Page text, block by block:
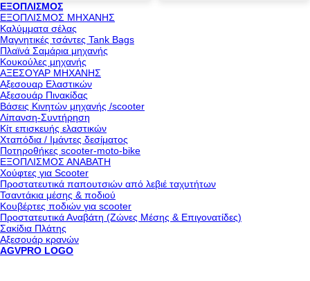
ΕΞΟΠΛΙΣΜΟΣ
ΕΞΟΠΛΙΣΜΟΣ ΜΗΧΑΝΗΣ
Καλύμματα σέλας
Μαγνητικές τσάντες Tank Bags
Πλαϊνά Σαμάρια μηχανής
Κουκούλες μηχανής
ΑΞΕΣΟΥΑΡ ΜΗΧΑΝΗΣ
Αξεσουαρ Ελαστικών
Αξεσουάρ Πινακίδας
Βάσεις Κινητών μηχανής /scooter
Λίπανση-Συντήρηση
Κίτ επισκευής ελαστικών
Χταπόδια / Ιμάντες δεσίματος
Ποτηροθήκες scooter-moto-bike
ΕΞΟΠΛΙΣΜΟΣ ΑΝΑΒΑΤΗ
Χούφτες για Scooter
Προστατευτικά παπουτσιών από λεβιέ ταχυτήτων
Τσαντάκια μέσης & ποδιού
Κουβέρτες ποδιών για scooter
Προστατευτικά Αναβάτη (Ζώνες Μέσης & Επιγονατίδες)
Σακίδια Πλάτης
Αξεσουάρ κρανών
AGVPRO LOGO